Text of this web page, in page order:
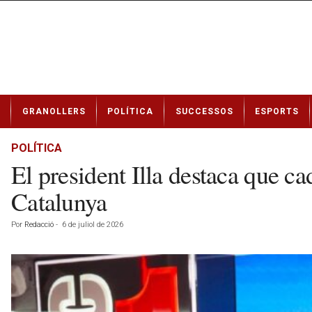
t
GRANOLLERS POLÍTICA SUCCESSOS ESPORTS
POLÍTICA
El president Illa destaca que
Catalunya
Por Redacció - 6 de juliol de 2026